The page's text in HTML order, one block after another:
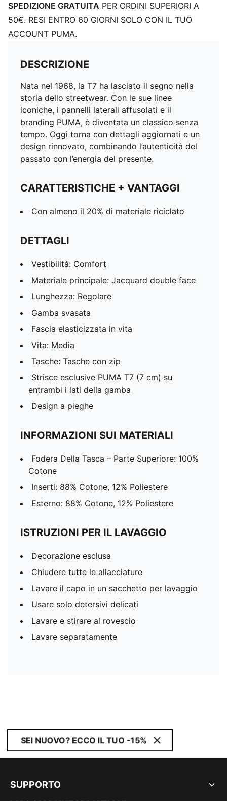
SPEDIZIONE GRATUITA PER ORDINI SUPERIORI A
50€. RESI ENTRO 60 GIORNI SOLO CON IL TUO
ACCOUNT PUMA.
DESCRIZIONE
Nata nel 1968, la T7 ha lasciato il segno nella
storia dello streetwear. Con le sue linee
iconiche, i pannelli laterali affusolati e il
branding PUMA, è diventata un classico senza
tempo. Oggi torna con dettagli aggiornati e un
design rinnovato, combinando l’autenticità del
passato con l’energia del presente.
CARATTERISTICHE + VANTAGGI
Con almeno il 20% di materiale riciclato
DETTAGLI
Vestibilità: Comfort
Materiale principale: Jacquard double face
Lunghezza: Regolare
Gamba svasata
Fascia elasticizzata in vita
Vita: Media
Tasche: Tasche con zip
Strisce esclusive PUMA T7 (7 cm) su
entrambi i lati della gamba
Design a pieghe
INFORMAZIONI SUI MATERIALI
Fodera Della Tasca – Parte Superiore: 100%
Cotone
Inserti: 88% Cotone, 12% Poliestere
Esterno: 88% Cotone, 12% Poliestere
ISTRUZIONI PER IL LAVAGGIO
Decorazione esclusa
Chiudere tutte le allacciature
Lavare il capo in un sacchetto per lavaggio
Usare solo detersivi delicati
Lavare e stirare al rovescio
Lavare separatamente
SEI NUOVO? ECCO IL TUO -15%
SUPPORTO